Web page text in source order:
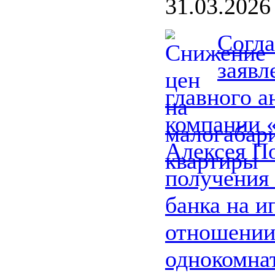
31.03.2026
главного
Алексея
банка на
отношении